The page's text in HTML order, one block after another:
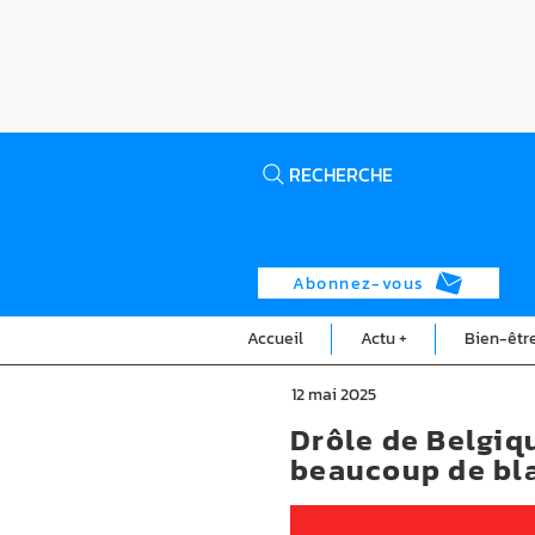
RECHERCHE
Abonnez-vous
Accueil Actu + Bien-
12 mai 2025
Drôle de
beaucoup de